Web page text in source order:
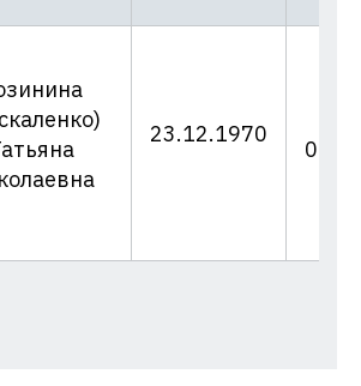
23.12.1970